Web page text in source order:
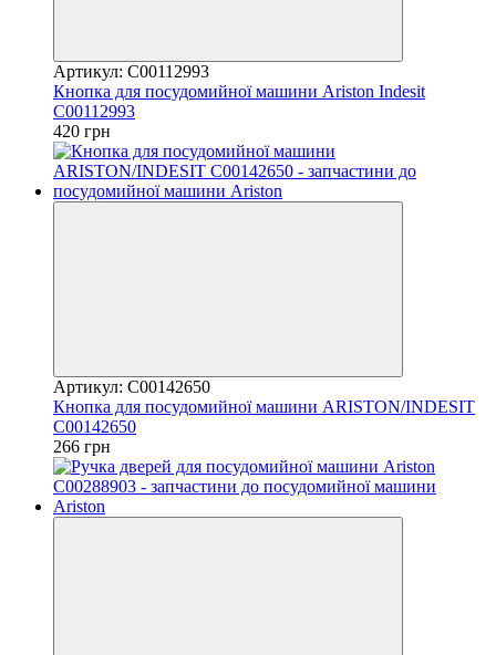
Артикул: C00112993
Кнопка для посудомийної машини Ariston Indesit
C00112993
420 грн
Артикул: C00142650
Кнопка для посудомийної машини ARISTON/INDESIT
C00142650
266 грн